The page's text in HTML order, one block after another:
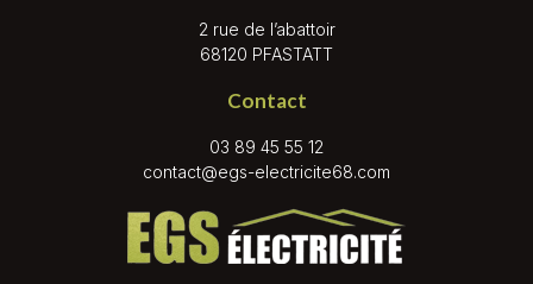
2 rue de l’abattoir
68120 PFASTATT
Contact
03 89 45 55 12
contact@egs-electricite68.com